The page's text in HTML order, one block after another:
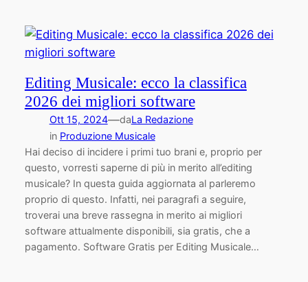
Editing Musicale: ecco la classifica
2026 dei migliori software
Ott 15, 2024—daLa Redazione
in Produzione Musicale
Hai deciso di incidere i primi tuo brani e, proprio per
questo, vorresti saperne di più in merito all’editing
musicale? In questa guida aggiornata al parleremo
proprio di questo. Infatti, nei paragrafi a seguire,
troverai una breve rassegna in merito ai migliori
software attualmente disponibili, sia gratis, che a
pagamento. Software Gratis per Editing Musicale…